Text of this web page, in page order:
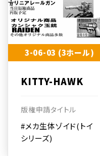
3-06-03 (3ホール)
KITTY-HAWK
版権申請タイトル
#メカ生体ゾイド(トイ
シリーズ)